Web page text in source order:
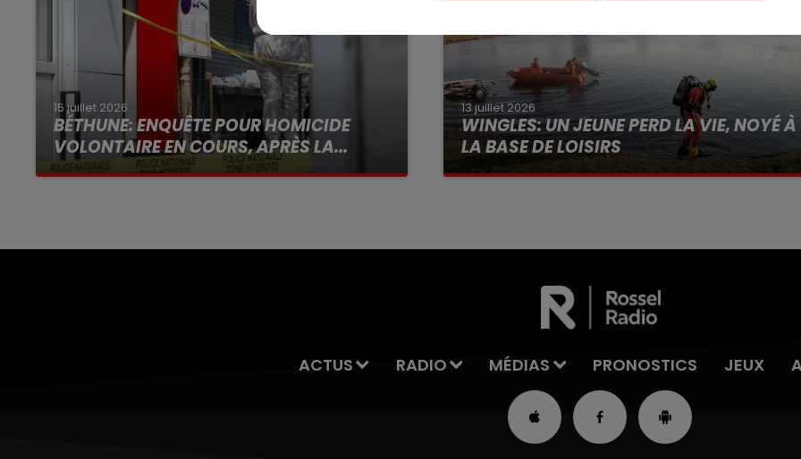
15 juillet 2026
BÉTHUNE: ENQUÊTE POUR HOMICIDE
VOLONTAIRE EN COURS, APRÈS LA...
Selon les premiers éléments, le logement
13 juillet 2026
WINGLES: UN JEUNE PERD LA VIE, NOYÉ À
LA BASE DE LOISIRS
La victime a coulé à pic
ACTUS RADIO MÉDIAS PRONOSTICS JEUX